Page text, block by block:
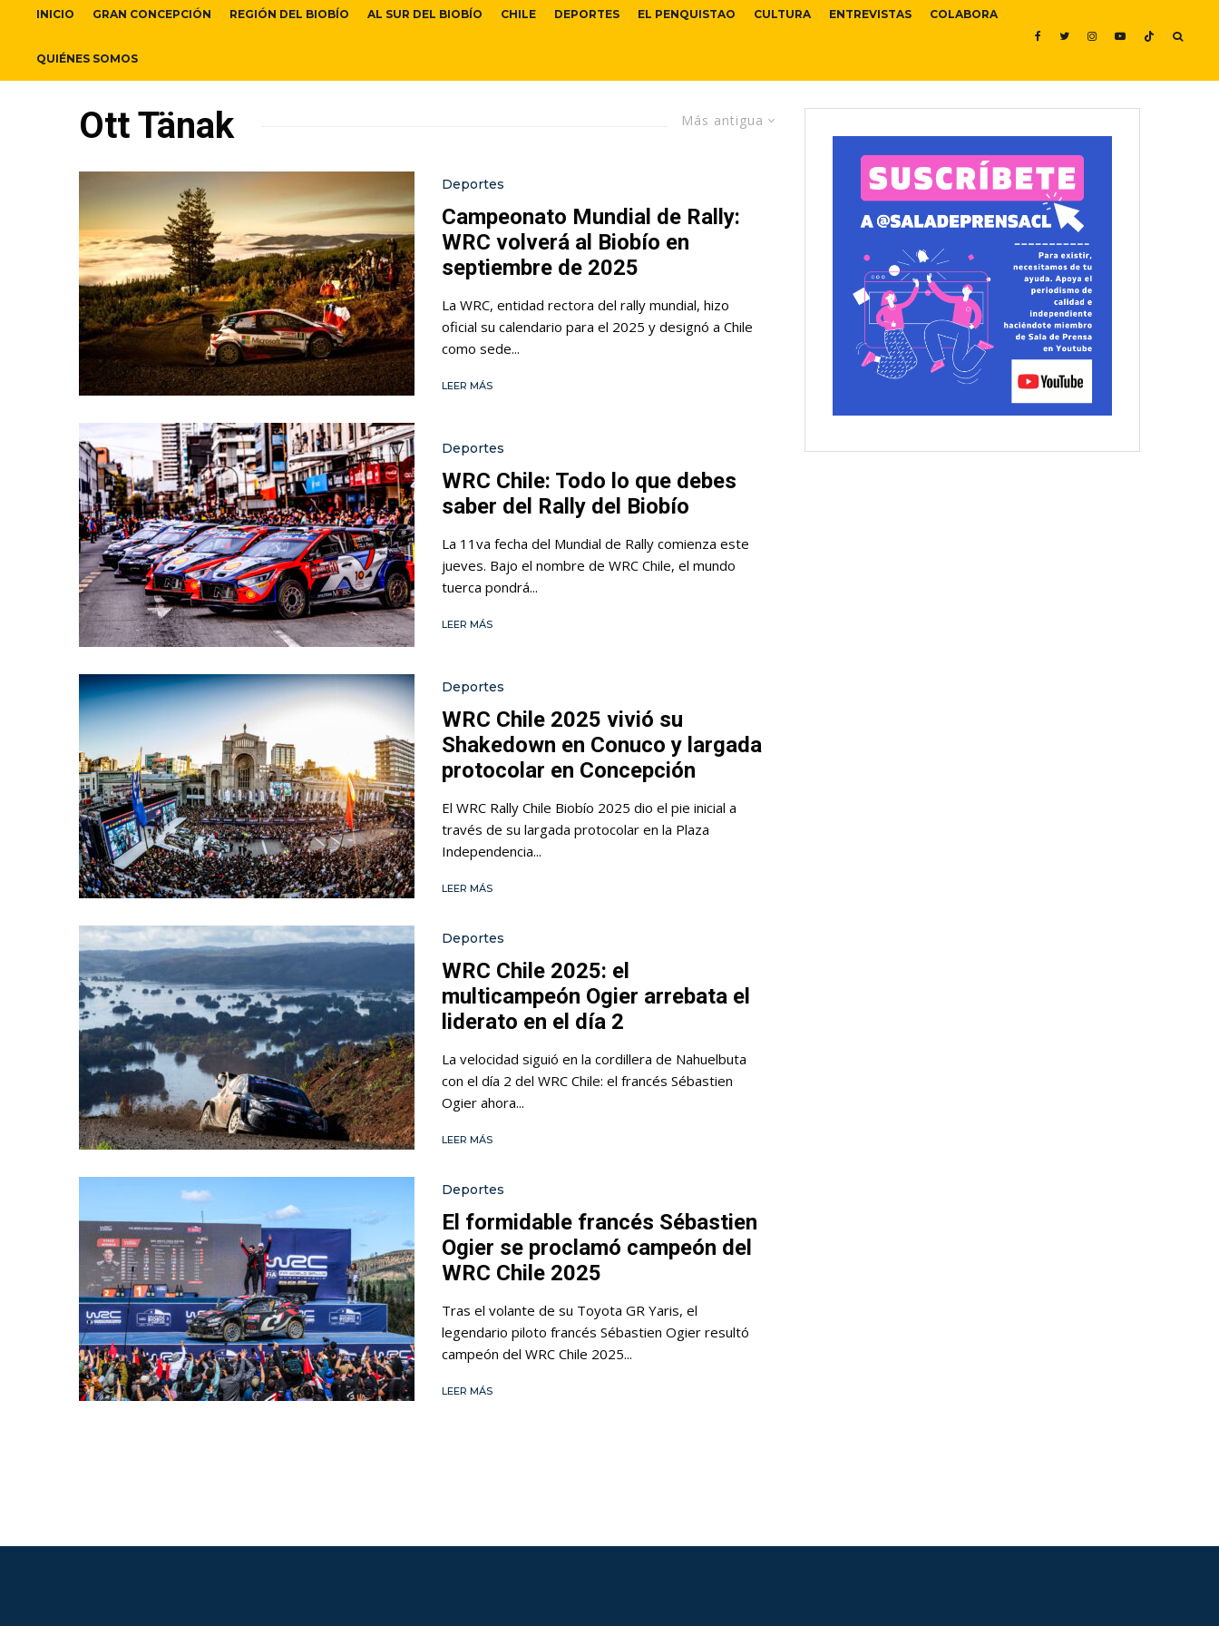
INICIO GRAN CONCEPCIÓN REGIÓN DEL BIOBÍO AL SUR DEL BIOBÍO CHILE DEPORTES EL PENQUISTAO CULTURA ENTREVISTAS COLABORA
QUIÉNES SOMOS
Más antigua
Ott Tänak
Deportes
Campeonato Mundial de Rally:
WRC volverá al Biobío en
septiembre de 2025
La WRC, entidad rectora del rally mundial, hizo
oficial su calendario para el 2025 y designó a Chile
como sede...
LEER MÁS
Deportes
WRC Chile: Todo lo que debes
saber del Rally del Biobío
La 11va fecha del Mundial de Rally comienza este
jueves. Bajo el nombre de WRC Chile, el mundo
tuerca pondrá...
LEER MÁS
Deportes
WRC Chile 2025 vivió su
Shakedown en Conuco y largada
protocolar en Concepción
El WRC Rally Chile Biobío 2025 dio el pie inicial a
través de su largada protocolar en la Plaza
Independencia...
LEER MÁS
Deportes
WRC Chile 2025: el
multicampeón Ogier arrebata el
liderato en el día 2
La velocidad siguió en la cordillera de Nahuelbuta
con el día 2 del WRC Chile: el francés Sébastien
Ogier ahora...
LEER MÁS
Deportes
El formidable francés Sébastien
Ogier se proclamó campeón del
WRC Chile 2025
Tras el volante de su Toyota GR Yaris, el
legendario piloto francés Sébastien Ogier resultó
campeón del WRC Chile 2025...
LEER MÁS